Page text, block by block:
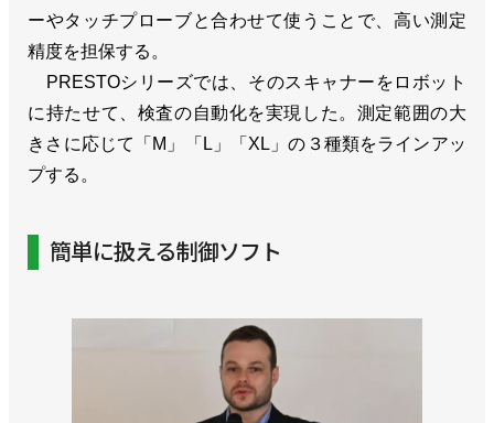
ーやタッチプローブと合わせて使うことで、高い測定
精度を担保する。
PRESTOシリーズでは、そのスキャナーをロボット
に持たせて、検査の自動化を実現した。測定範囲の大
きさに応じて「M」「L」「XL」の３種類をラインアッ
プする。
簡単に扱える制御ソフト